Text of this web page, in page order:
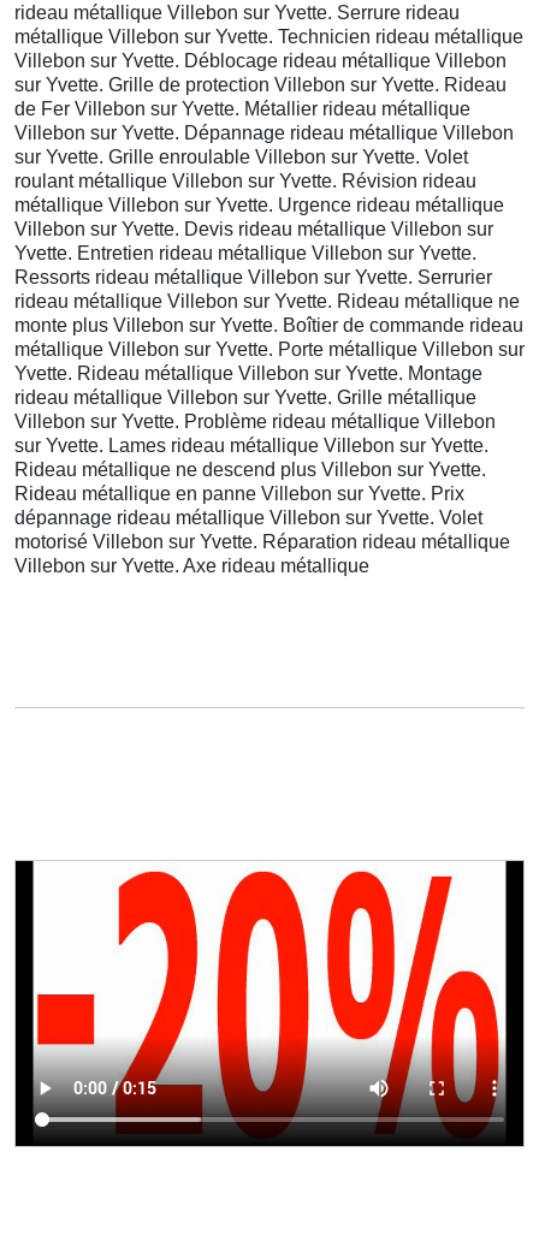
rideau métallique Villebon sur Yvette. Serrure rideau
métallique Villebon sur Yvette. Technicien rideau métallique
Villebon sur Yvette. Déblocage rideau métallique Villebon
sur Yvette. Grille de protection Villebon sur Yvette. Rideau
de Fer Villebon sur Yvette. Métallier rideau métallique
Villebon sur Yvette. Dépannage rideau métallique Villebon
sur Yvette. Grille enroulable Villebon sur Yvette. Volet
roulant métallique Villebon sur Yvette. Révision rideau
métallique Villebon sur Yvette. Urgence rideau métallique
Villebon sur Yvette. Devis rideau métallique Villebon sur
Yvette. Entretien rideau métallique Villebon sur Yvette.
Ressorts rideau métallique Villebon sur Yvette. Serrurier
rideau métallique Villebon sur Yvette. Rideau métallique ne
monte plus Villebon sur Yvette. Boîtier de commande rideau
métallique Villebon sur Yvette. Porte métallique Villebon sur
Yvette. Rideau métallique Villebon sur Yvette. Montage
rideau métallique Villebon sur Yvette. Grille métallique
Villebon sur Yvette. Problème rideau métallique Villebon
sur Yvette. Lames rideau métallique Villebon sur Yvette.
Rideau métallique ne descend plus Villebon sur Yvette.
Rideau métallique en panne Villebon sur Yvette. Prix
dépannage rideau métallique Villebon sur Yvette. Volet
motorisé Villebon sur Yvette. Réparation rideau métallique
Villebon sur Yvette. Axe rideau métallique